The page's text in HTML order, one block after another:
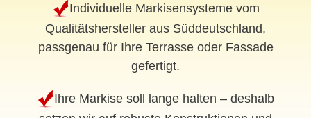
Individuelle Markisensysteme vom
Qualitätshersteller aus Süddeutschland,
passgenau für Ihre Terrasse oder Fassade
gefertigt.
Ihre Markise soll lange halten – deshalb